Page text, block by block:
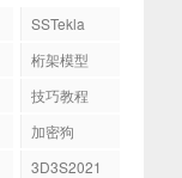
SSTekla
桁架模型
技巧教程
加密狗
3D3S2021